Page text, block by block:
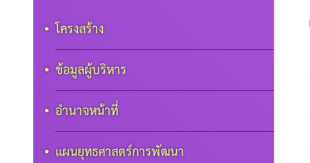
โครงสร้าง
ข้อมูลผู้บริหาร
อำนาจหน้าที่
แผนยุทธศาสตร์การพัฒนา